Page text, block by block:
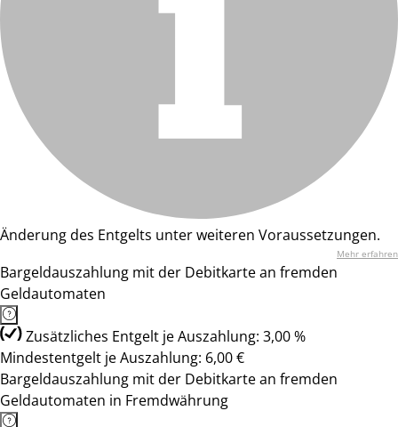
Änderung des Entgelts unter weiteren Voraussetzungen.
Mehr erfahren
Bargeldauszahlung mit der Debitkarte an fremden
Geldautomaten
Zusätzliches Entgelt je Auszahlung: 3,00 %
Mindestentgelt je Auszahlung: 6,00 €
Bargeldauszahlung mit der Debitkarte an fremden
Geldautomaten in Fremdwährung